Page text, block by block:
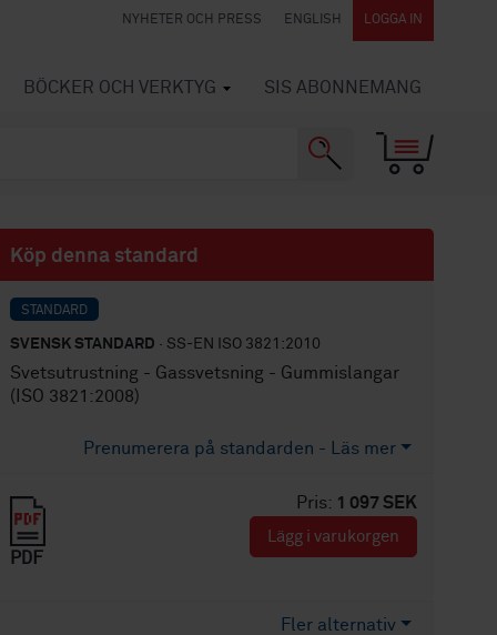
NYHETER OCH PRESS ENGLISH LOGGA IN
BÖCKER OCH VERKTYG SIS ABONNEMANG
Köp denna standard
STANDARD
SVENSK STANDARD · SS-EN ISO 3821:2010
Svetsutrustning - Gassvetsning - Gummislangar
(ISO 3821:2008)
Prenumerera på standarden - Läs mer
Pris: 1 097 SEK
PDF
Lägg i varukorgen
Fler alternativ